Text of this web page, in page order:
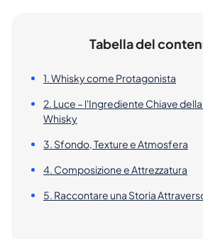
Tabella del
1. Whisky come Protagonista
2. Luce – l'Ingrediente Chiave
Whisky
3. Sfondo, Texture e Atmosfera
4. Composizione e Attrezzatura
5. Raccontare una Storia